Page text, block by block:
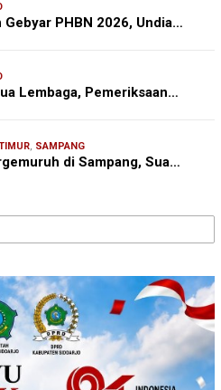
Gebyar PHBN 2026, Undia…
Lembaga, Pemeriksaan…
, SAMPANG
di Sampang, Sua…